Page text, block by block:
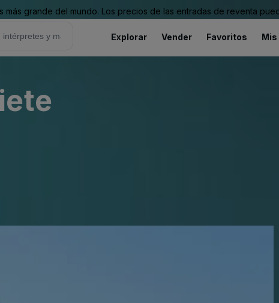
grande del mundo. Los precios de las entradas de reventa
Explorar Vender Favoritos